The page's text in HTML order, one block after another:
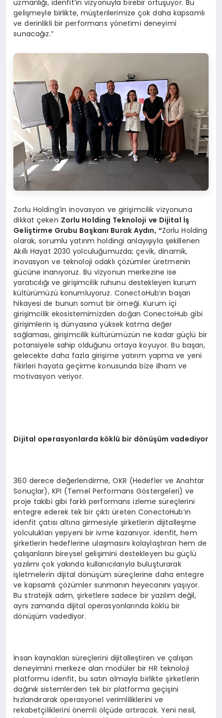
uzmanlığı, idenfit’in vizyonuyla birebir örtüşüyor. Bu
gelişmeyle birlikte, müşterilerimize çok daha kapsamlı
ve derinlikli bir performans yönetimi deneyimi
sunacağız.”
Zorlu Holding’in inovasyon ve girişimcilik vizyonuna
dikkat çeken Zorlu Holding Teknoloji ve Dijital İş
Geliştirme Grubu Başkanı Burak Aydın, “Zorlu Holding
olarak, sorumlu yatırım holdingi anlayışıyla şekillenen
Akıllı Hayat 2030 yolculuğumuzda; çevik, dinamik,
inovasyon ve teknoloji odaklı çözümler üretmenin
gücüne inanıyoruz. Bu vizyonun merkezine ise
yaratıcılığı ve girişimcilik ruhunu destekleyen kurum
kültürümüzü konumluyoruz. ConectoHub’ın başarı
hikayesi de bunun somut bir örneği. Kurum içi
girişimcilik ekosistemimizden doğan ConectoHub gibi
girişimlerin iş dünyasına yüksek katma değer
sağlaması, girişimcilik kültürümüzün ne kadar güçlü bir
potansiyele sahip olduğunu ortaya koyuyor. Bu başarı,
gelecekte daha fazla girişime yatırım yapma ve yeni
fikirleri hayata geçirme konusunda bize ilham ve
motivasyon veriyor.
Dijital operasyonlarda köklü bir dönüşüm vadediyor
360 derece değerlendirme, OKR (Hedefler ve Anahtar
Sonuçlar), KPI (Temel Performans Göstergeleri) ve
proje takibi gibi farklı performans izleme süreçlerini
entegre ederek tek bir çıktı üreten ConectoHub’ın
idenfit çatısı altına girmesiyle şirketlerin dijitalleşme
yolculukları yepyeni bir ivme kazanıyor. idenfit, hem
şirketlerin hedeflerine ulaşmasını kolaylaştıran hem de
çalışanların bireysel gelişimini destekleyen bu güçlü
yazılımı çok yakında kullanıcılarıyla buluşturarak
işletmelerin dijital dönüşüm süreçlerine daha entegre
ve kapsamlı çözümler sunmanın heyecanını yaşıyor.
Bu stratejik adım, şirketlere sadece bir yazılım değil,
aynı zamanda dijital operasyonlarında köklü bir
dönüşüm vadediyor.
İnsan kaynakları süreçlerini dijitalleştiren ve çalışan
deneyimini merkeze alan modüler bir HR teknoloji
platformu idenfit, bu satın almayla birlikte şirketlerin
dağınık sistemlerden tek bir platforma geçişini
hızlandırarak operasyonel verimliliklerini ve
rekabetçiliklerini önemli ölçüde artıracak. Yeni nesil,